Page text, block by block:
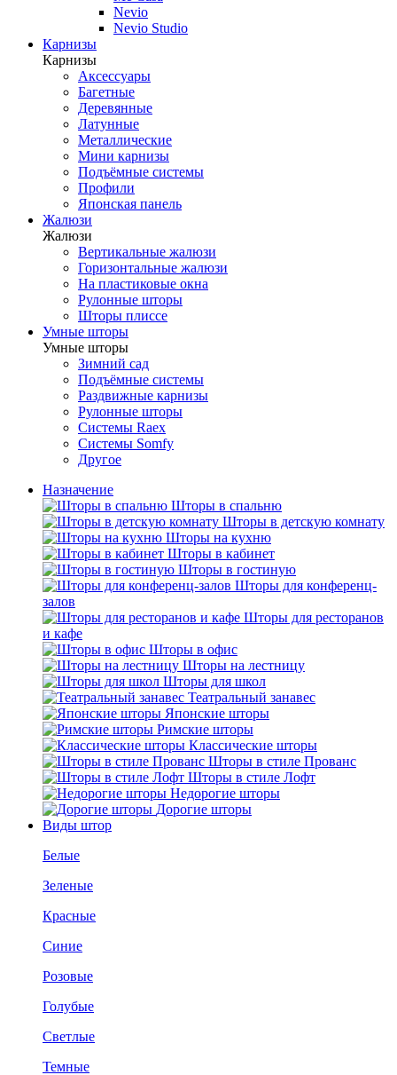
Nevio
Nevio Studio
Карнизы
Карнизы
Аксессуары
Багетные
Деревянные
Латунные
Металлические
Мини карнизы
Подъёмные системы
Профили
Японская панель
Жалюзи
Жалюзи
Вертикальные жалюзи
Горизонтальные жалюзи
На пластиковые окна
Рулонные шторы
Шторы плиссе
Умные шторы
Умные шторы
Зимний сад
Подъёмные системы
Раздвижные карнизы
Рулонные шторы
Системы Raex
Системы Somfy
Другое
Назначение
Шторы в спальню
Шторы в детскую комнату
Шторы на кухню
Шторы в кабинет
Шторы в гостиную
Шторы для конференц-
залов
Шторы для ресторанов
и кафе
Шторы в офис
Шторы на лестницу
Шторы для школ
Театральный занавес
Японские шторы
Римские шторы
Классические шторы
Шторы в стиле Прованс
Шторы в стиле Лофт
Недорогие шторы
Дорогие шторы
Виды штор
Белые
Зеленые
Красные
Синие
Розовые
Голубые
Светлые
Темные